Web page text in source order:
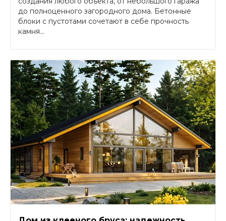
до полноценного загородного дома. Бетонные
блоки с пустотами сочетают в себе прочность
камня...